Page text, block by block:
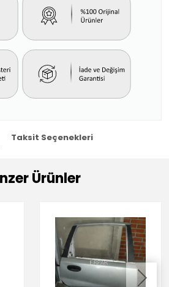
Taksit Seçenekleri
Ürünler